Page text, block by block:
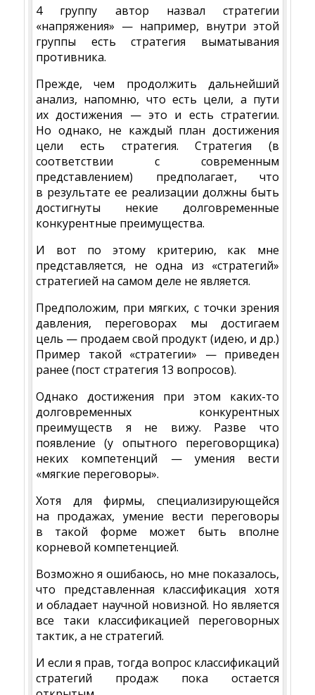
4 группу автор назвал стратегии
«напряжения» — например, внутри этой
группы есть стратегия выматывания
противника.
Прежде, чем продолжить дальнейший
анализ, напомню, что есть цели, а пути
их достижения — это и есть стратегии.
Но однако, не каждый план достижения
цели есть стратегия. Стратегия (в
соответствии с современным
представлением) предполагает, что
в результате ее реализации должны быть
достигнуты некие долговременные
конкурентные преимущества.
И вот по этому критерию, как мне
представляется, не одна из «стратегий»
стратегией на самом деле не является.
Предположим, при мягких, с точки зрения
давления, переговорах мы достигаем
цель — продаем свой продукт (идею, и др.)
Пример такой «стратегии» — приведен
ранее (пост стратегия 13 вопросов).
Однако достижения при этом каких-то
долговременных конкурентных
преимуществ я не вижу. Разве что
появление (у опытного переговорщика)
неких компетенций — умения вести
«мягкие переговоры».
Хотя для фирмы, специализирующейся
на продажах, умение вести переговоры
в такой форме может быть вполне
корневой компетенцией.
Возможно я ошибаюсь, но мне показалось,
что представленная классификация хотя
и обладает научной новизной. Но является
все таки классификацией переговорных
тактик, а не стратегий.
И если я прав, тогда вопрос классификаций
стратегий продаж пока остается